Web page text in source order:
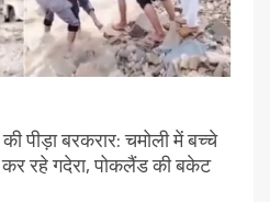
की पीड़ा बरकरार: चमोली में बच्चे
रहे गदेरा, पोकलैंड की बकेट